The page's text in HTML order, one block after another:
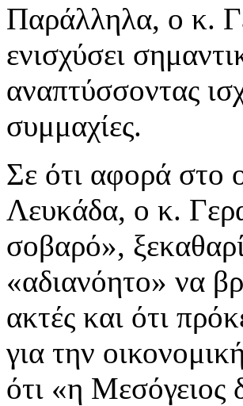
Παράλληλα, ο κ.
ενισχύσει
αναπτύσσοντας
συμμαχίες.
Σε ότι αφορά στο
Λευκάδα, ο κ.
σοβαρό»,
«αδιανόητο» να
ακτές και ότι
για την
ότι «η Μεσόγειος